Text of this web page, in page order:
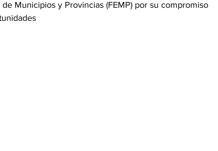
Municipios y Provincias (FEMP) por su compromiso